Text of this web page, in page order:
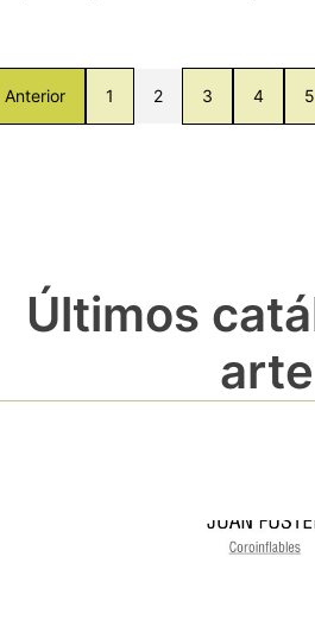
Anterior 1 2 3 4 5
Últimos
arte